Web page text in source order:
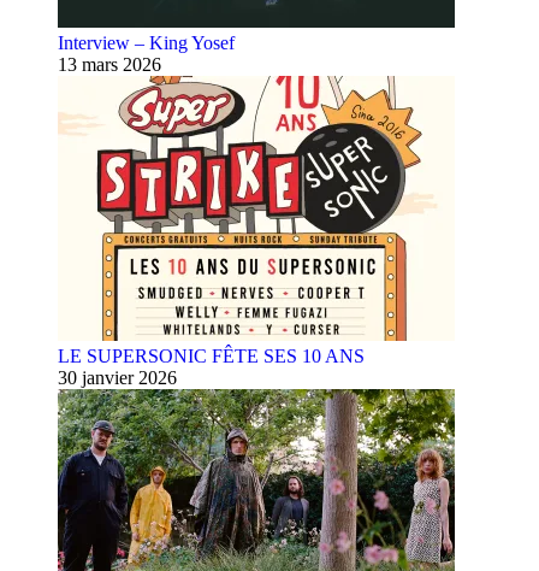
Interview – King Yosef
13 mars 2026
LE SUPERSONIC FÊTE SES 10 ANS
30 janvier 2026